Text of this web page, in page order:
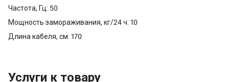
Частота, Гц: 50
Мощность замораживания, кг/24 ч: 10
Длина кабеля, см: 170
Услуги к товару